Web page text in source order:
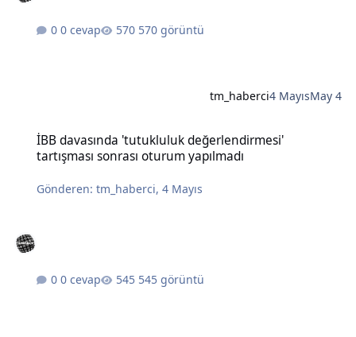
0 cevap 570 görüntü
tm_haberci4 MayısMay 4
İBB davasında 'tutukluluk değerlendirmesi'
tartışması sonrası oturum yapılmadı
Gönderen:tm_haberci,4 Mayıs
0 cevap 545 görüntü